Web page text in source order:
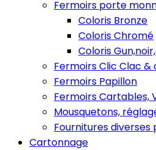
Fermoirs porte
Coloris Bronze
Coloris Chromé
Coloris
Fermoirs Clic Clac
Fermoirs Papillon
Fermoirs Cartables,
Mousquetons,
Fournitures diverses
Cartonnage